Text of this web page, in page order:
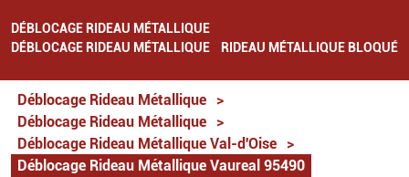
DÉBLOCAGE RIDEAU MÉTALLIQUE
DÉBLOCAGE RIDEAU MÉTALLIQUE
RIDEAU MÉTALLIQUE BLOQUÉ
Déblocage Rideau Métallique
>
Déblocage Rideau Métallique
>
Déblocage Rideau Métallique Val-d'Oise
>
Déblocage Rideau Métallique Vaureal 95490